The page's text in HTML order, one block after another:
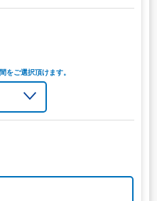
をご選択頂けます。